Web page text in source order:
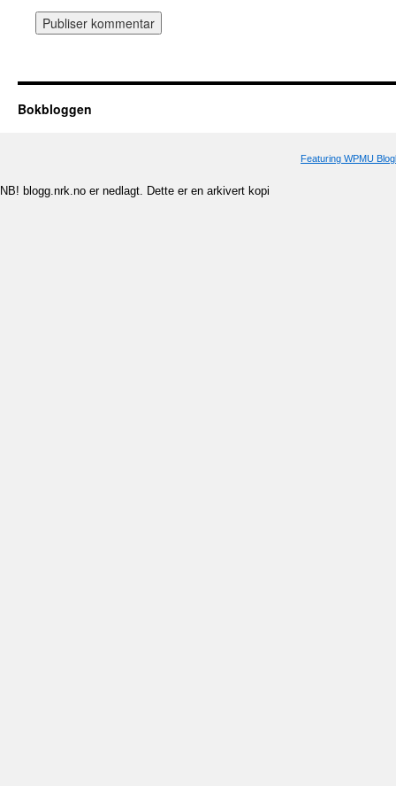
Bokbloggen
Featuring WPMU
NB! blogg.nrk.no er nedlagt. Dette er en arkivert kopi